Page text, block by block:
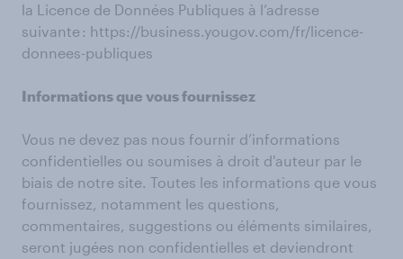
la Licence de Données Publiques à l’adresse
suivante : https://business.yougov.com/fr/licence-
donnees-publiques
Informations que vous fournissez
Vous ne devez pas nous fournir d’informations
confidentielles ou soumises à droit d'auteur par le
biais de notre site. Toutes les informations que vous
fournissez, notamment les questions,
commentaires, suggestions ou éléments similaires,
seront jugées non confidentielles et deviendront